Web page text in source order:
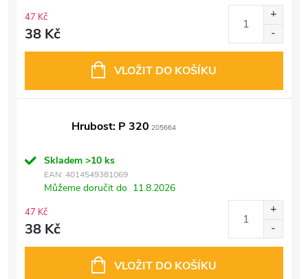
47 Kč
38 Kč
VLOŽIT DO KOŠÍKU
Hrubost: P 320 205664
Skladem >10 ks
EAN: 4014549381069
Můžeme doručit do 11.8.2026
47 Kč
38 Kč
VLOŽIT DO KOŠÍKU